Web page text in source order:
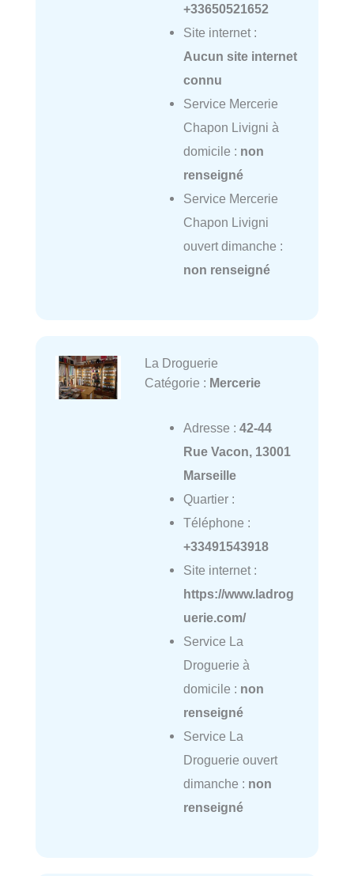
+33650521652
Site internet :
Aucun site internet
connu
Service Mercerie
Chapon Livigni à
domicile : non
renseigné
Service Mercerie
Chapon Livigni
ouvert dimanche :
non renseigné
La Droguerie
Catégorie : Mercerie
Adresse : 42-44
Rue Vacon, 13001
Marseille
Quartier :
Téléphone :
+33491543918
Site internet :
https://www.ladrog
uerie.com/
Service La
Droguerie à
domicile : non
renseigné
Service La
Droguerie ouvert
dimanche : non
renseigné